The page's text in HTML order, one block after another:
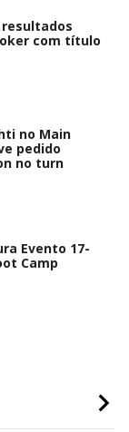
resultados
com título
no Main
pedido
no turn
Evento 17-
Camp